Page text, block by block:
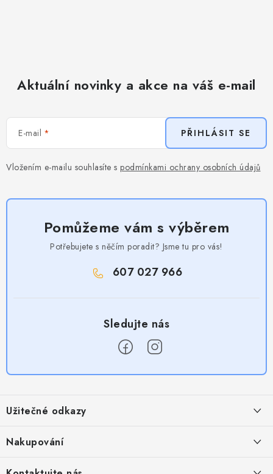
Aktuální novinky a akce na váš e-mail
E-mail
Vložením e-mailu souhlasíte s podmínkami ochrany osobních údajů
PŘIHLÁSIT SE
Pomůžeme vám s výběrem
Potřebujete s něčím poradit? Jsme tu pro vás!
607 027 966
p
a
Užitečné odkazy
Obchodní podmínky
Nakupování
Časté otázky